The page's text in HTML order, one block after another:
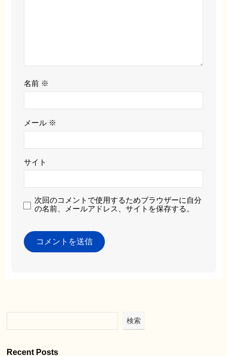
名前 ※
メール ※
サイト
次回のコメントで使用するためブラウザーに自分
の名前、メールアドレス、サイトを保存する。
検索
Recent Posts